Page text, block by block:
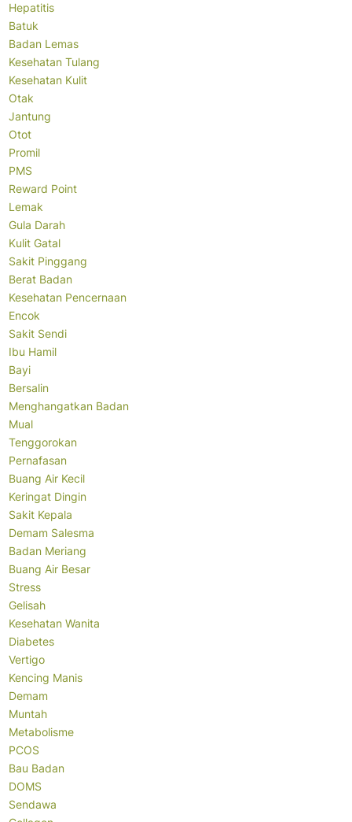
Hepatitis
Batuk
Badan Lemas
Kesehatan Tulang
Kesehatan Kulit
Otak
Jantung
Otot
Promil
PMS
Reward Point
Lemak
Gula Darah
Kulit Gatal
Sakit Pinggang
Berat Badan
Kesehatan Pencernaan
Encok
Sakit Sendi
Ibu Hamil
Bayi
Bersalin
Menghangatkan Badan
Mual
Tenggorokan
Pernafasan
Buang Air Kecil
Keringat Dingin
Sakit Kepala
Demam Salesma
Badan Meriang
Buang Air Besar
Stress
Gelisah
Kesehatan Wanita
Diabetes
Vertigo
Kencing Manis
Demam
Muntah
Metabolisme
PCOS
Bau Badan
DOMS
Sendawa